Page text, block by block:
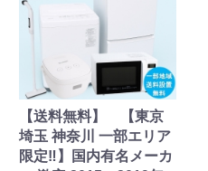
【送料無料】 【東京
埼玉 神奈川 一部エリア
限定‼】国内有名メーカ